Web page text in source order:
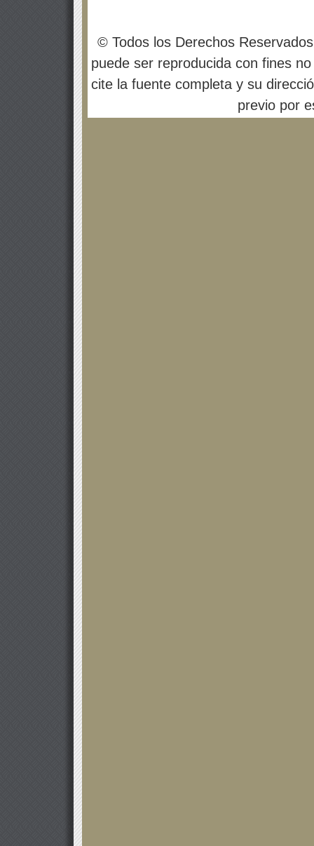
© Todos los Derechos
puede ser reproducida con fines
cite la fuente completa y su
previo por